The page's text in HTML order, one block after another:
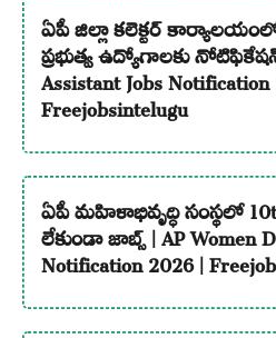
ఏపీ జిల్లా కలెక్టర్
ప్రభుత్వ ఉద్యోగాలకు
Assistant Jobs
Freejobsintelugu
ఏపీ మహిళాభివృద్ధి సంస్థలో
లేకుండా జాబ్స్ | AP Women
Notification 2026 |